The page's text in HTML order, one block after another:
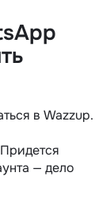
в Wazzup.
— дело